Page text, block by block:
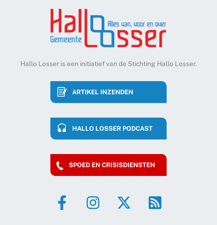
Hallo Losser is een initiatief van de Stichting Hallo Losser.
ARTIKEL INZENDEN
HALLO LOSSER PODCAST
SPOED EN CRISISDIENSTEN